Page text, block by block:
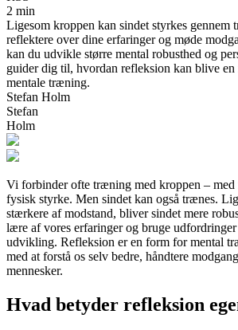
2 min
Ligesom kroppen kan sindet styrkes gennem
reflektere over dine erfaringer og møde
kan du udvikle større mental robusthed og
guider dig til, hvordan refleksion kan blive
mentale træning.
Stefan Holm
Stefan
Holm
Vi forbinder ofte træning med kroppen –
fysisk styrke. Men sindet kan også trænes.
stærkere af modstand, bliver sindet mere
lære af vores erfaringer og bruge
udvikling. Refleksion er en form for mental
med at forstå os selv bedre, håndtere
mennesker.
Hvad betyder refleksion